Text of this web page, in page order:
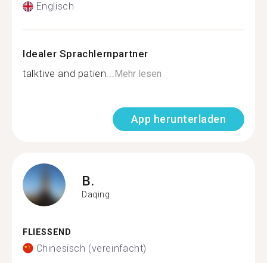
Englisch
Idealer Sprachlernpartner
talktive and patien...Mehr lesen
App herunterladen
B.
Daqing
FLIESSEND
Chinesisch (vereinfacht)